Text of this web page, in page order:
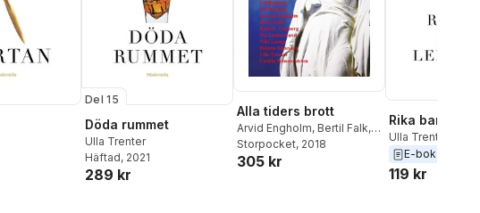
Del 15
Döda rummet
Ulla Trenter
Häftad, 2021
289 kr
Alla tiders brott
Arvid Engholm, Bertil Falk,
Helena Sigander,
Genber,
Storpocket, 2018
305 kr
Rika barn
Ulla Trenter
E-bok
119 kr